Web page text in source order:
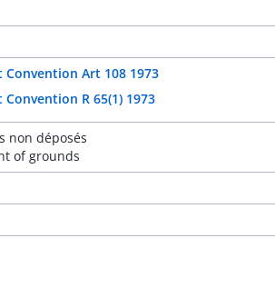
Convention Art 108 1973
R 65(1) 1973
non déposés
of grounds